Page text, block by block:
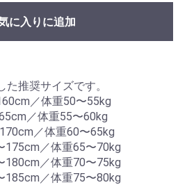
に入りに追加
推奨サイズです。
／体重50〜55kg
／体重55〜60kg
／体重60〜65kg
175cm／体重65〜70kg
180cm／体重70〜75kg
185cm／体重75〜80kg